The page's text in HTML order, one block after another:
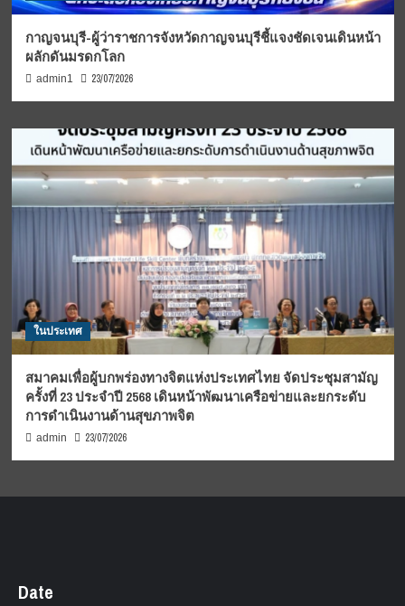
กาญจนบุรี-ผู้ว่าราชการจังหวัดกาญจนบุรีชี้แจงชัดเจนเดินหน้า
ผลักดันมรดกโลก
admin1 23/07/2026
ในประเทศ
สมาคมเพื่อผู้บกพร่องทางจิตแห่งประเทศไทย จัดประชุมสามัญ
ครั้งที่ 23 ประจำปี 2568 เดินหน้าพัฒนาเครือข่ายและยกระดับ
การดำเนินงานด้านสุขภาพจิต
admin 23/07/2026
Date